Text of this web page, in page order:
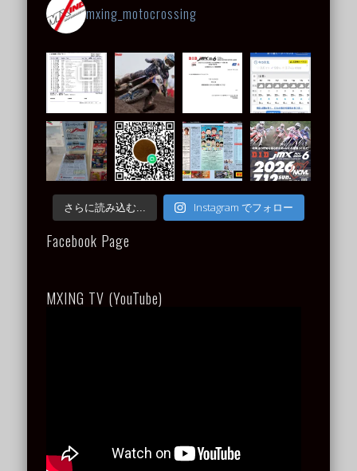
mxing_motocrossing
さらに読み込む... Instagram でフォロー
Facebook Page
MXING TV (YouTube)